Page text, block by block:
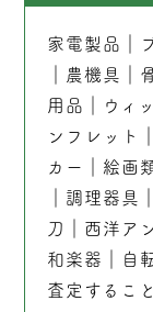
家電製品
農機具
用品
ウィ
ンフレット
カー
絵画
調理器具
刀
西洋ア
和楽器
自
査定するこ